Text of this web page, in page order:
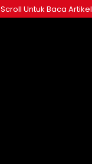
Scroll Untuk Baca Artikel